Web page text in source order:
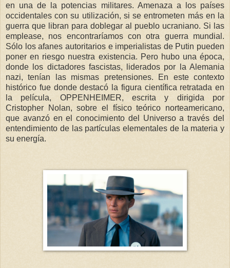
en una de la potencias militares. Amenaza a los países
occidentales con su utilización, si se entrometen más en la
guerra que libran para doblegar al pueblo ucraniano. Si las
emplease, nos encontraríamos con otra guerra mundial.
Sólo los afanes autoritarios e imperialistas de Putin pueden
poner en riesgo nuestra existencia. Pero hubo una época,
donde los dictadores fascistas, liderados por la Alemania
nazi, tenían las mismas pretensiones. En este contexto
histórico fue donde destacó la figura científica retratada en
la película, OPPENHEIMER, escrita y dirigida por
Cristopher Nolan, sobre el físico teórico norteamericano,
que avanzó en el conocimiento del Universo a través del
entendimiento de las partículas elementales de la materia y
su energía.